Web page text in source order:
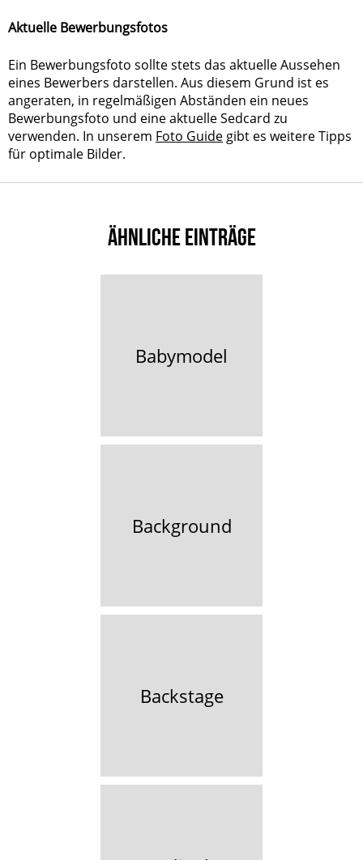
Aktuelle Bewerbungsfotos
Ein Bewerbungsfoto sollte stets das aktuelle Aussehen
eines Bewerbers darstellen. Aus diesem Grund ist es
angeraten, in regelmäßigen Abständen ein neues
Bewerbungsfoto und eine aktuelle Sedcard zu
verwenden. In unserem Foto Guide gibt es weitere Tipps
für optimale Bilder.
ÄHNLICHE EINTRÄGE
Babymodel
Background
Backstage